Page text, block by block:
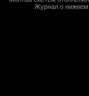
Журнал о нижнем